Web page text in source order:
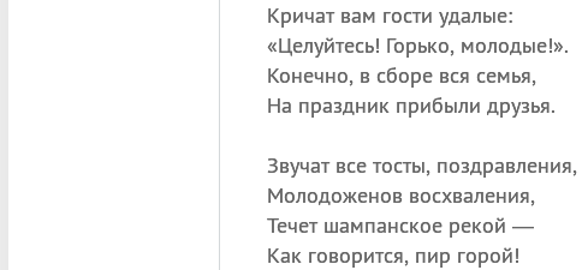
Кричат вам гости удалые:
«Целуйтесь! Горько, молодые!».
Конечно, в сборе вся семья,
На праздник прибыли друзья.
Звучат все тосты, поздравления,
Молодоженов восхваления,
Течет шампанское рекой —
Как говорится, пир горой!